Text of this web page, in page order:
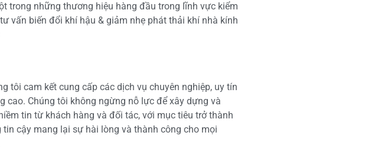
trong những thương hiệu hàng đầu trong lĩnh vực kiểm
vấn biến đổi khí hậu & giảm nhẹ phát thải khí nhà kính
tôi cam kết cung cấp các dịch vụ chuyên nghiệp, uy tín
cao. Chúng tôi không ngừng nỗ lực để xây dựng và
tin từ khách hàng và đối tác, với mục tiêu trở thành
cậy mang lại sự hài lòng và thành công cho mọi